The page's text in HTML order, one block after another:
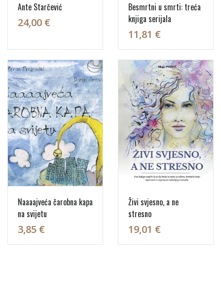
Ante Starčević
24,00 €
Besmrtni u smrti: treća
knjiga serijala
11,81 €
Naaaajveća čarobna kapa
na svijetu
3,85 €
Živi svjesno, a ne
stresno
19,01 €